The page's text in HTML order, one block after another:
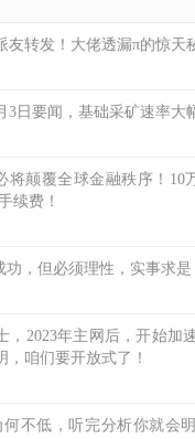
友转发！大佬透漏π的惊天
3日要闻，基础采矿速率大
将颠覆全球金融秩序！10
续费！
功，但必须理性，实事求是
，2023年主网后，开始加
，咱们要开放式了！
何不低，听完分析你就会